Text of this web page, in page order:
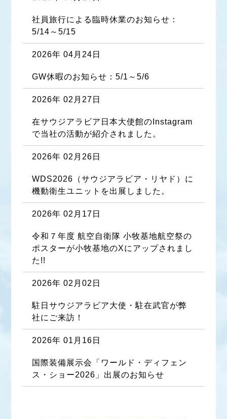
社員旅行による臨時休業のお知らせ：
5/14～5/15
2026年 04月24日
GW休暇のお知らせ：5/1～5/6
2026年 02月27日
在サウジアラビア日本大使館のInstagram
で当社の活動が紹介されました。
2026年 02月26日
WDS2026（サウジアラビア・リヤド）に
機動衛生ユニットを出展しました。
2026年 02月17日
令和７年度 航空自衛隊 小牧基地航空祭の
ポスターが小牧基地のXにアップされまし
た!!
2026年 02月02日
駐日サウジアラビア大使・駐在武官が弊
社にご来訪！
2026年 01月16日
国際装備展示会「ワールド・ディフェン
ス・ショー2026」出展のお知らせ